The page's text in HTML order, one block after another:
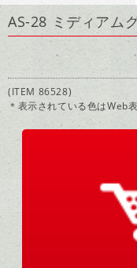
AS-28 ミディアム
(ITEM 86528)
＊表示されている色はWeb